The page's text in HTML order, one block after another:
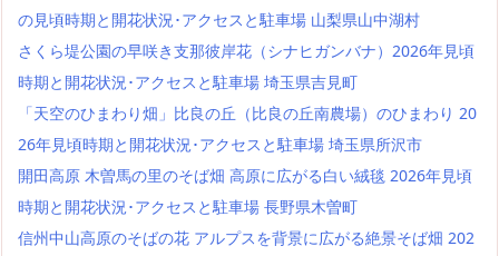
の見頃時期と開花状況･アクセスと駐車場 山梨県山中湖村
さくら堤公園の早咲き支那彼岸花（シナヒガンバナ）2026年見頃
時期と開花状況･アクセスと駐車場 埼玉県吉見町
「天空のひまわり畑」比良の丘（比良の丘南農場）のひまわり 20
26年見頃時期と開花状況･アクセスと駐車場 埼玉県所沢市
開田高原 木曽馬の里のそば畑 高原に広がる白い絨毯 2026年見頃
時期と開花状況･アクセスと駐車場 長野県木曽町
信州中山高原のそばの花 アルプスを背景に広がる絶景そば畑 202